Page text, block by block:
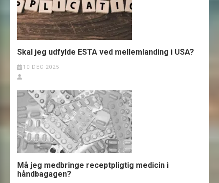
Skal jeg udfylde ESTA ved mellemlanding i USA?
10 DEC 2025
Må jeg medbringe receptpligtig medicin i
håndbagagen?